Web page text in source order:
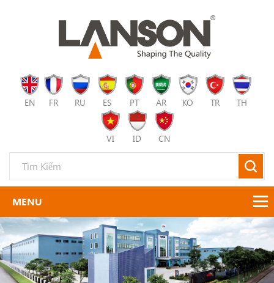
EN FR RU ES PT AR KO TR TH
VI ID CN